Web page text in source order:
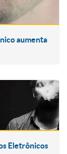
aumenta
Eletrônicos